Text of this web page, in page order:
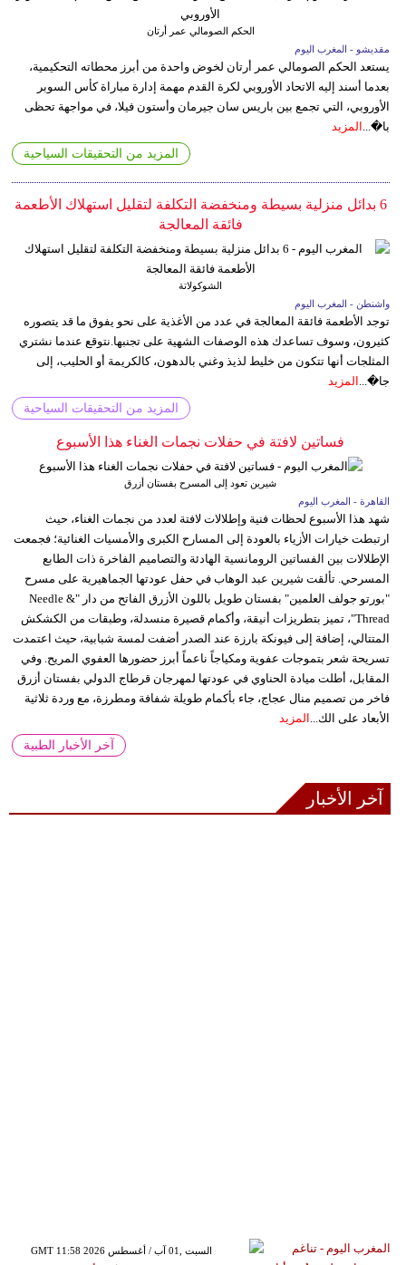
الحكم الصومالي عمر أرتان
مقديشو - المغرب اليوم
يستعد الحكم الصومالي عمر أرتان لخوض واحدة من أبرز محطاته التحكيمية،
بعدما أسند إليه الاتحاد الأوروبي لكرة القدم مهمة إدارة مباراة كأس السوبر
الأوروبي، التي تجمع بين باريس سان جيرمان وأستون فيلا، في مواجهة تحظى
با�... المزيد
المزيد من التحقيقات السياحية
6 بدائل منزلية بسيطة ومنخفضة التكلفة لتقليل استهلاك الأطعمة
فائقة المعالجة
الشوكولاتة
واشنطن - المغرب اليوم
توجد الأطعمة فائقة المعالجة في عدد من الأغذية على نحو يفوق ما قد يتصوره
كثيرون، وسوف تساعدك هذه الوصفات الشهية على تجنبها.نتوقع عندما نشتري
المثلجات أنها تتكون من خليط لذيذ وغني بالدهون، كالكريمة أو الحليب، إلى
جا�... المزيد
المزيد من التحقيقات السياحية
فساتين لافتة في حفلات نجمات الغناء هذا الأسبوع
شيرين تعود إلى المسرح بفستان أزرق
القاهرة - المغرب اليوم
شهد هذا الأسبوع لحظات فنية وإطلالات لافتة لعدد من نجمات الغناء، حيث
ارتبطت خيارات الأزياء بالعودة إلى المسارح الكبرى والأمسيات الغنائية؛ فجمعت
الإطلالات بين الفساتين الرومانسية الهادئة والتصاميم الفاخرة ذات الطابع
المسرحي. تألقت شيرين عبد الوهاب في حفل عودتها الجماهيرية على مسرح
"بورتو جولف العلمين" بفستان طويل باللون الأزرق الفاتح من دار "Needle &
Thread"، تميز بتطريزات أنيقة، وأكمام قصيرة منسدلة، وطبقات من الكشكش
المتتالي، إضافة إلى فيونكة بارزة عند الصدر أضفت لمسة شبابية، حيث اعتمدت
تسريحة شعر بتموجات عفوية ومكياجاً ناعماً أبرز حضورها العفوي المريح. وفي
المقابل، أطلت ميادة الحناوي في عودتها لمهرجان قرطاج الدولي بفستان أزرق
فاخر من تصميم منال عجاج، جاء بأكمام طويلة شفافة ومطرزة، مع وردة ثلاثية
الأبعاد على الك... المزيد
آخر الأخبار الطبية
آخر الأخبار
GMT 11:58 2026 السبت ,01 آب / أغسطس